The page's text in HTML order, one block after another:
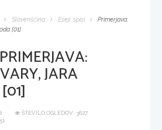
Slovenščina Eseji, spisi
Primerjava:
[01]
PRIMERJAVA:
JARA
ŠTEVILO OGLEDOV: 3627